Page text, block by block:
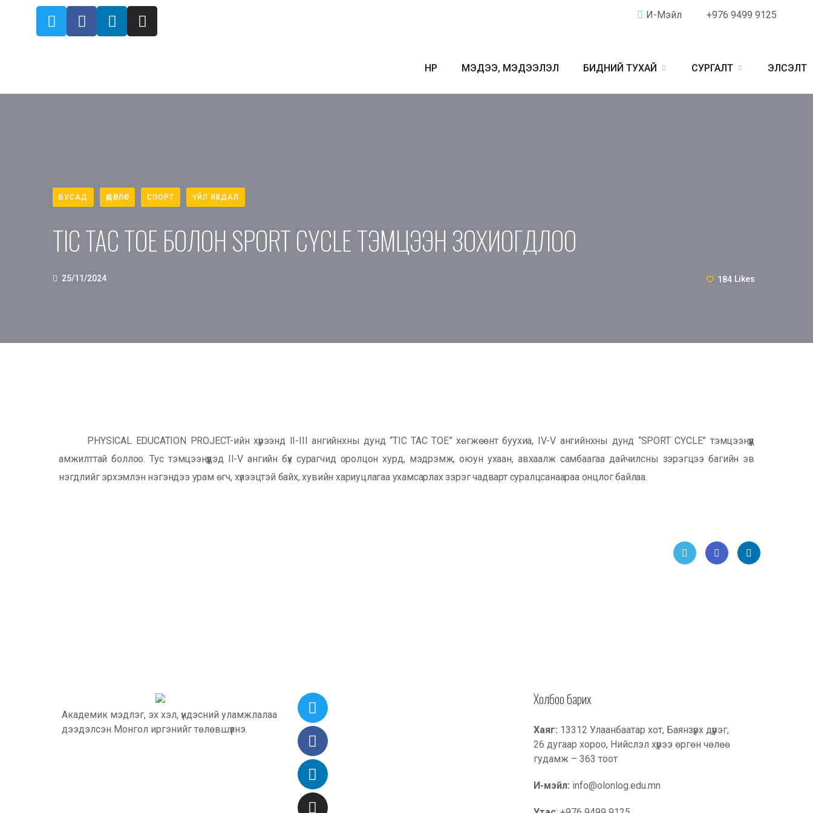
И-Мэйл +976 9499 9125
НҮҮР МЭДЭЭ, МЭДЭЭЛЭЛ БИДНИЙ ТУХАЙ СУРГАЛТ ЭЛСЭЛТ
БУСАД ӨДӨРЛӨГ СПОРТ ҮЙЛ ЯВДАЛ
TIC TAC TOE БОЛОН SPORT CYCLE ТЭМЦЭЭН ЗОХИОГДЛОО
25/11/2024 184 Likes
PHYSICAL EDUCATION PROJECT-ийн хүрээнд II-III ангийнхны дунд “TIC TAC TOE” хөгжөөнт буухиа, IV-V ангийнхны дунд “SPORT CYCLE” тэмцээнүүд
амжилттай боллоо. Тус тэмцээнүүдэд II-V ангийн бүх сурагчид оролцон хурд, мэдрэмж, оюун ухаан, авхаалж самбаагаа дайчилсны зэрэгцээ багийн эв
нэгдлийг эрхэмлэн нэгэндээ урам өгч, хүлээцтэй байх, хувийн хариуцлагаа ухамсарлах зэрэг чадварт суралцсанаараа онцлог байлаа.
Академик мэдлэг, эх хэл, үндэсний уламжлалаа
дээдэлсэн Монгол иргэнийг төлөвшүүлнэ.
Холбоо барих
Хаяг: 13312 Улаанбаатар хот, Баянзүрх дүүрэг,
26 дугаар хороо, Нийслэл хүрээ өргөн чөлөө
гудамж – 363 тоот
И-мэйл: info@olonlog.edu.mn